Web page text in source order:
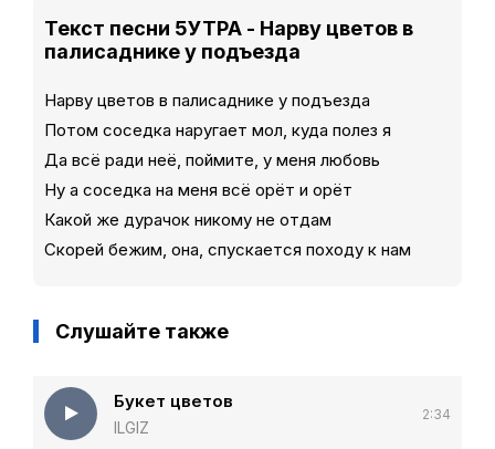
Текст песни 5УТРА - Нарву цветов в
палисаднике у подъезда
Нарву цветов в палисаднике у подъезда
Потом соседка наругает мол, куда полез я
Да всё ради неё, поймите, у меня любовь
Ну а соседка на меня всё орёт и орёт
Какой же дурачок никому не отдам
Скорей бежим, она, спускается походу к нам
Слушайте также
Букет цветов
ILGIZ
2:34